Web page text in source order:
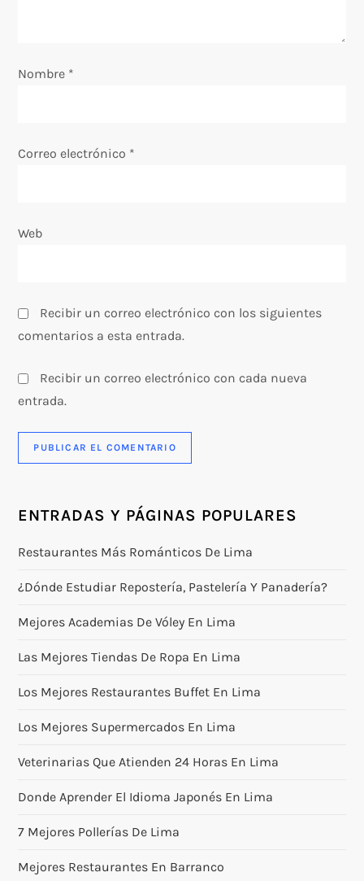
n
r
d
s
Nombre *
Correo electrónico *
Web
Recibir un correo electrónico con los siguientes
comentarios a esta entrada.
Recibir un correo electrónico con cada nueva
entrada.
ENTRADAS Y PÁGINAS POPULARES
Restaurantes Más Románticos De Lima
¿Dónde Estudiar Repostería, Pastelería Y Panadería?
Mejores Academias De Vóley En Lima
Las Mejores Tiendas De Ropa En Lima
Los Mejores Restaurantes Buffet En Lima
Los Mejores Supermercados En Lima
Veterinarias Que Atienden 24 Horas En Lima
Donde Aprender El Idioma Japonés En Lima
7 Mejores Pollerías De Lima
Mejores Restaurantes En Barranco